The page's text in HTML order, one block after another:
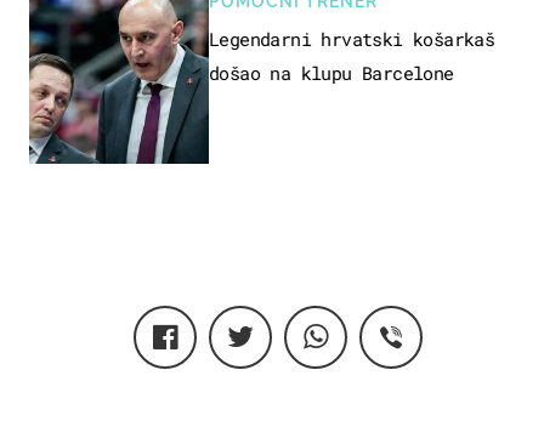
Legendarni hrvatski košarkaš
došao na klupu Barcelone